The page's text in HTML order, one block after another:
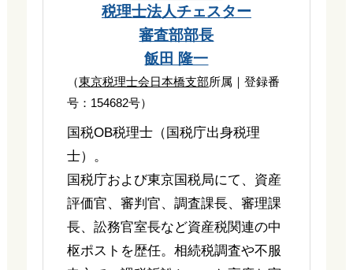
税理士法人チェスター
審査部部長
飯田 隆一
（東京税理士会日本橋支部所属｜登録番
号：154682号）
国税OB税理士（国税庁出身税理
士）。
国税庁および東京国税局にて、資産
評価官、審判官、調査課長、審理課
長、訟務官室長など資産税関連の中
枢ポストを歴任。相続税調査や不服